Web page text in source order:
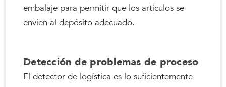
embalaje para permitir que los artículos se
envíen al depósito adecuado.
Detección de problemas de proceso
El detector de logística es lo suficientemente